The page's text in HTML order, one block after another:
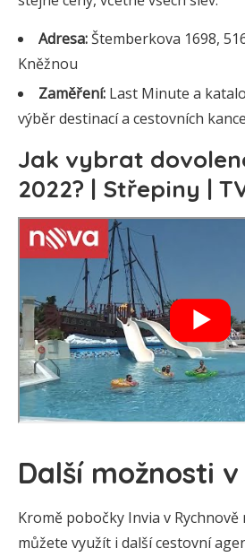
Adresa: Štemberkova 1698,
Kněžnou
Zaměření: Last Minute a
výběr destinací a cestovních
Jak vybrat
2022? | Střepiny |
Další možnosti
Kromě pobočky Invia v Rychnově
můžete využít i další cestovní